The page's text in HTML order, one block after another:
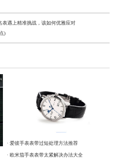
表遇上精准挑战，该如何优雅应对
)
· 爱彼手表表带过短处理方法推荐
· 欧米茄手表表带太紧解决办法大全